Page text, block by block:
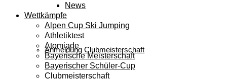
Anmeldung Clubmeisterschaft
News
Wettkämpfe
Alpen Cup Ski Jumping
Athletiktest
Atomiade
Bayerische Meisterschaft
Bayerischer Schüler-Cup
Clubmeisterschaft